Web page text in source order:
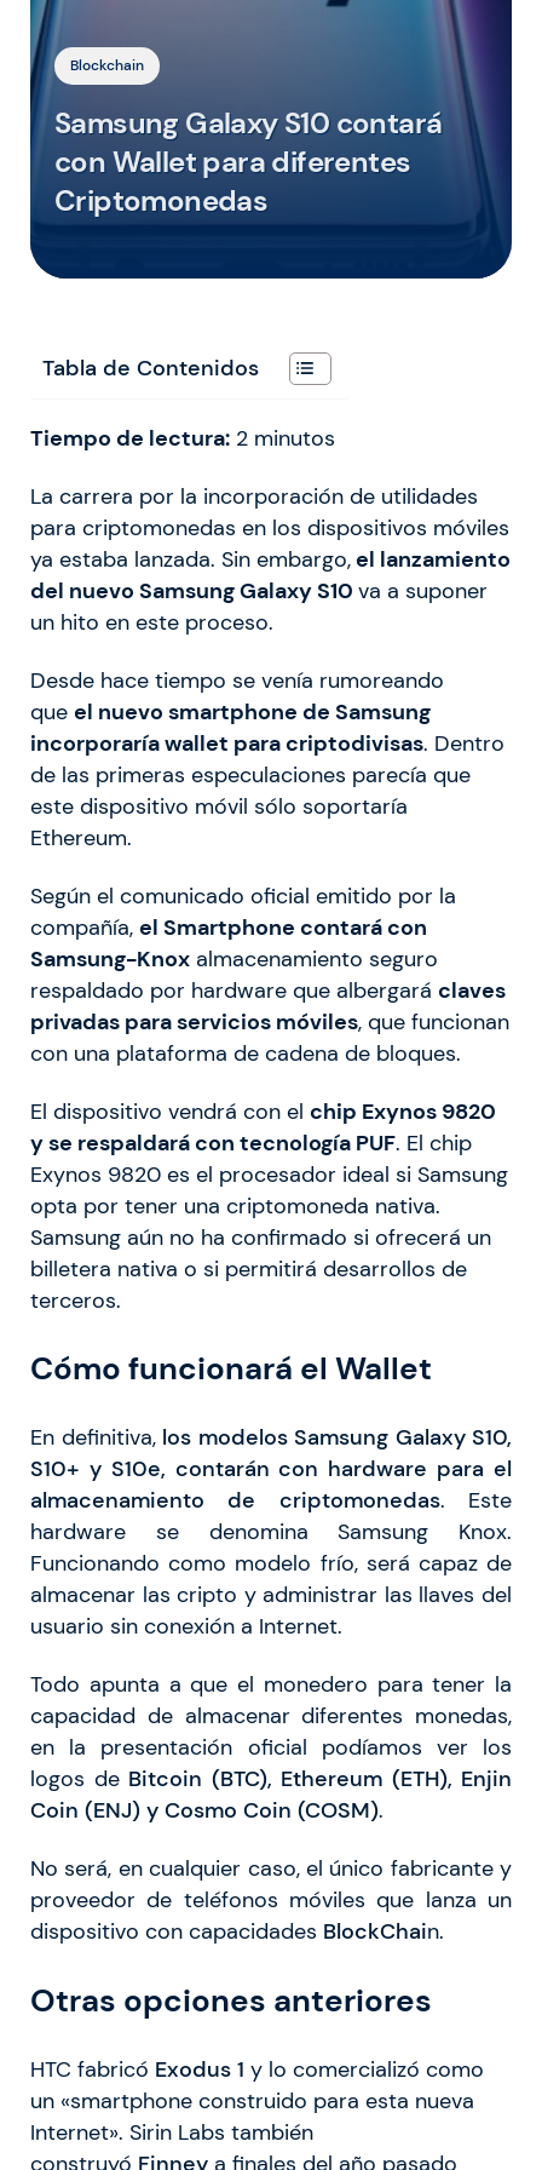
Blockchain
Samsung Galaxy S10 contará
con Wallet para diferentes
Criptomonedas
Tabla de Contenidos
Tiempo de lectura: 2 minutos
La carrera por la incorporación de utilidades
para criptomonedas en los dispositivos móviles
ya estaba lanzada. Sin embargo,el lanzamiento
del nuevo Samsung Galaxy S10 va a suponer
un hito en este proceso.
Desde hace tiempo se venía rumoreando
que el nuevo smartphone de Samsung
incorporaría wallet para criptodivisas. Dentro
de las primeras especulaciones parecía que
este dispositivo móvil sólo soportaría
Ethereum.
Según el comunicado oficial emitido por la
compañía, el Smartphone contará con
Samsung-Knox almacenamiento seguro
respaldado por hardware que albergará claves
privadas para servicios móviles, que funcionan
con una plataforma de cadena de bloques.
El dispositivo vendrá con el chip Exynos 9820
y se respaldará con tecnología PUF. El chip
Exynos 9820 es el procesador ideal si Samsung
opta por tener una criptomoneda nativa.
Samsung aún no ha confirmado si ofrecerá un
billetera nativa o si permitirá desarrollos de
terceros.
Cómo funcionará el Wallet
En definitiva, los modelos Samsung Galaxy S10,
S10+ y S10e, contarán con hardware para el
almacenamiento de criptomonedas. Este
hardware se denomina Samsung Knox.
Funcionando como modelo frío, será capaz de
almacenar las cripto y administrar las llaves del
usuario sin conexión a Internet.
Todo apunta a que el monedero para tener la
capacidad de almacenar diferentes monedas,
en la presentación oficial podíamos ver los
logos de Bitcoin (BTC), Ethereum (ETH), Enjin
Coin (ENJ) y Cosmo Coin (COSM).
No será, en cualquier caso, el único fabricante y
proveedor de teléfonos móviles que lanza un
dispositivo con capacidades BlockChain.
Otras opciones anteriores
HTC fabricó Exodus 1 y lo comercializó como
un «smartphone construido para esta nueva
Internet». Sirin Labs también
construyó Finney a finales del año pasado